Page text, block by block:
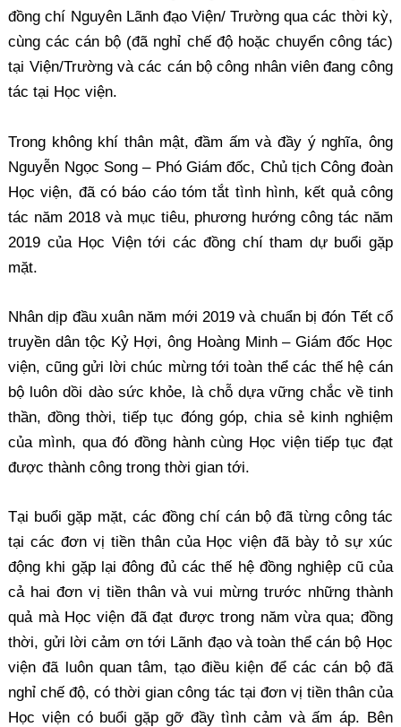
đồng chí Nguyên Lãnh đạo Viện/ Trường qua các thời kỳ,
cùng các cán bộ (đã nghỉ chế độ hoặc chuyển công tác)
tại Viện/Trường và các cán bộ công nhân viên đang công
tác tại Học viện.
Trong không khí thân mật, đầm ấm và đầy ý nghĩa, ông
Nguyễn Ngọc Song – Phó Giám đốc, Chủ tịch Công đoàn
Học viện, đã có báo cáo tóm tắt tình hình, kết quả công
tác năm 2018 và mục tiêu, phương hướng công tác năm
2019 của Học Viện tới các đồng chí tham dự buổi gặp
mặt.
Nhân dịp đầu xuân năm mới 2019 và chuẩn bị đón Tết cổ
truyền dân tộc Kỷ Hợi, ông Hoàng Minh – Giám đốc Học
viện, cũng gửi lời chúc mừng tới toàn thể các thế hệ cán
bộ luôn dồi dào sức khỏe, là chỗ dựa vững chắc về tinh
thần, đồng thời, tiếp tục đóng góp, chia sẻ kinh nghiệm
của mình, qua đó đồng hành cùng Học viện tiếp tục đạt
được thành công trong thời gian tới.
Tại buổi gặp mặt, các đồng chí cán bộ đã từng công tác
tại các đơn vị tiền thân của Học viện đã bày tỏ sự xúc
động khi gặp lại đông đủ các thế hệ đồng nghiệp cũ của
cả hai đơn vị tiền thân và vui mừng trước những thành
quả mà Học viện đã đạt được trong năm vừa qua; đồng
thời, gửi lời cảm ơn tới Lãnh đạo và toàn thể cán bộ Học
viện đã luôn quan tâm, tạo điều kiện để các cán bộ đã
nghỉ chế độ, có thời gian công tác tại đơn vị tiền thân của
Học viện có buổi gặp gỡ đầy tình cảm và ấm áp. Bên